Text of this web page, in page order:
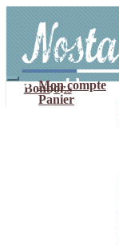
navigation
contenu
Mon compte
Panier
Bonbons